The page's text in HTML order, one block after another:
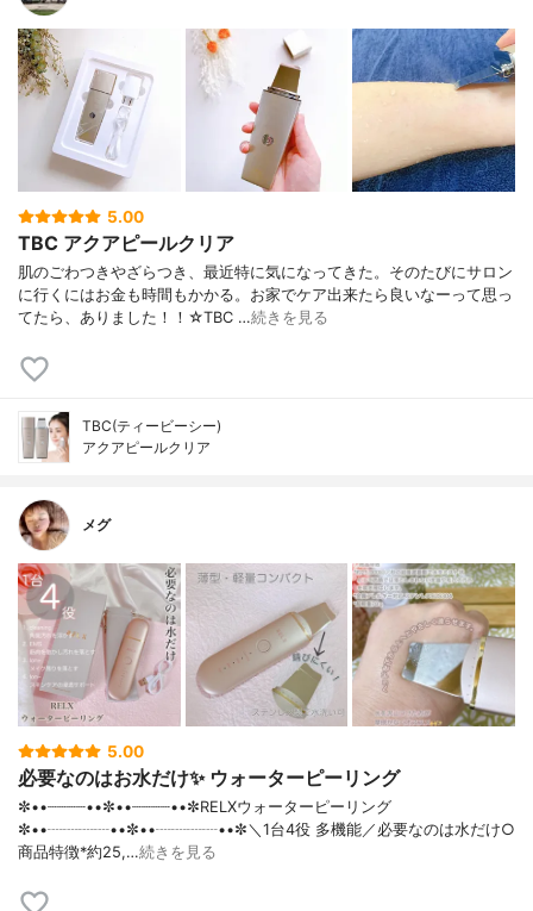
5.00
TBC アクアピールクリア
肌のごわつきやざらつき、最近特に気になってきた。そのたびにサロン
に行くにはお金も時間もかかる。お家でケア出来たら良いなーって思っ
てたら、ありました！！☆TBC …続きを見る
TBC(ティービーシー)
アクアピールクリア
メグ
5.00
必要なのはお水だけ✨ ウォーターピーリング
✼••┈┈┈┈••✼••┈┈┈┈••✼RELXウォーターピーリング
✼••┈┈┈┈••✼••┈┈┈┈••✼＼1台4役 多機能／必要なのは水だけ○
商品特徴*約25,…続きを見る